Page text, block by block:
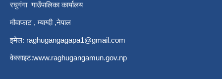
रघुगंगा गाउँपालिका कार्यालय
मौवाफाट , म्याग्दी ,नेपाल
इमेल: raghugangagapa1@gmail.com
वेबसाइट:www.raghugangamun.gov.np